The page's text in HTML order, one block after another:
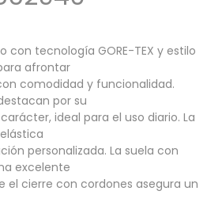
con tecnología GORE-TEX y estilo
afrontar
comodidad y funcionalidad.
por su
ideal para el uso diario. La
personalizada. La suela con
excelente
el cierre con cordones asegura un